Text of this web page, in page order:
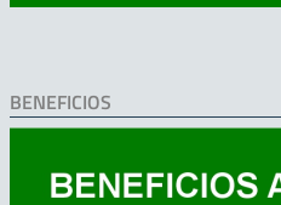
BENEFICIOS